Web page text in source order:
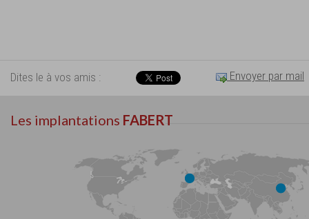
Dites le à vos amis : Envoyer par mail
Les implantations FABERT